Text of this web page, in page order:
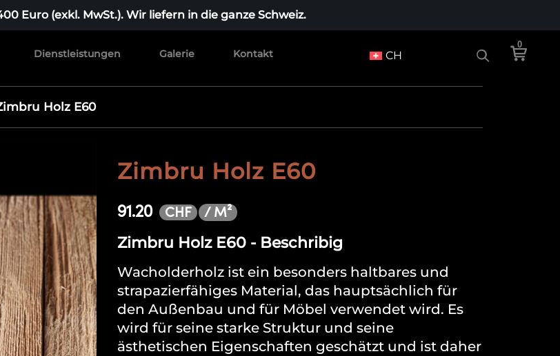
Euro (exkl. MwSt.). Wir liefern in die ganze Schweiz.
Dienstleistungen Galerie Kontakt CH
0
Holz E60
Zimbru Holz E60
91.20 CHF / M²
Zimbru Holz E60 - Beschribig
Wacholderholz ist ein besonders haltbares und
strapazierfähiges Material, das hauptsächlich für
den Außenbau und für Möbel verwendet wird. Es
wird für seine starke Struktur und seine
ästhetischen Eigenschaften geschätzt und ist daher